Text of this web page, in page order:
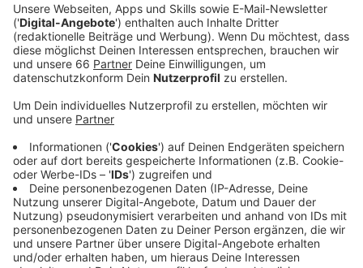
Ein Promi, keine Fragen und fünf
Gegenstände
Anzeige
Wenn ein Popstar, Comedian, Schauspieler oder
Politiker bei uns zu Besuch ist, stellt er sich auch dem
besonderen Video-Interview „Fünf für". Dabei wird
keine einzige Frage gestellt, sondern dem Gast
einfach fünf Dinge in die Hand gedrückt, zu denen er
das erzählt, was ihm als Erstes einfällt. Keine
Standardantworten, keine Promotionaussagen -